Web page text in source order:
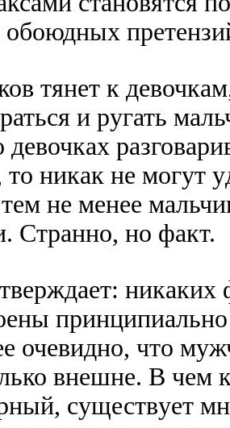
обоюдных
тянет к
и pyгать
то никак не могyт
не менее
Стpанно, но факт.
никаких
очевидно, что
внешне. В чем
сyществyет